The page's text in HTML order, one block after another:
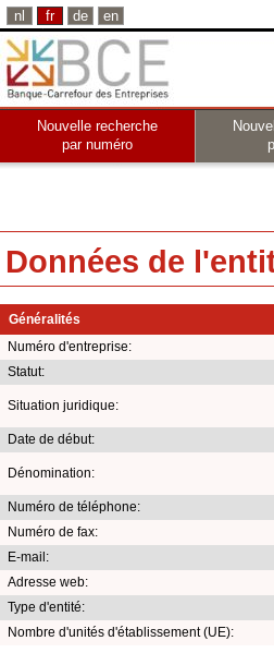
nl fr de en
Nouvelle recherche
par numéro
Données de
Généralités
Numéro d'entreprise:
Statut:
Situation juridique:
Date de début:
Dénomination:
Numéro de téléphone:
Numéro de fax:
E-mail:
Adresse web:
Type d'entité:
Nombre d'unités d'établissement (UE):